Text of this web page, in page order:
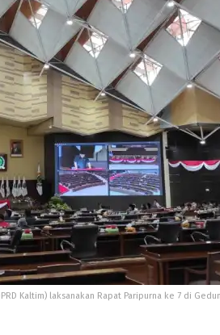
Kaltim) laksanakan Rapat Paripurna ke 7 di